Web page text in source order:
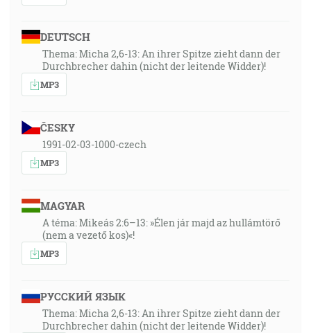
DEUTSCH
Thema: Micha 2,6-13: An ihrer Spitze zieht dann der
Durchbrecher dahin (nicht der leitende Widder)!
MP3
ČESKY
1991-02-03-1000-czech
MP3
MAGYAR
A téma: Mikeás 2:6–13: »Élen jár majd az hullámtörő
(nem a vezető kos)«!
MP3
РУССКИЙ ЯЗЫК
Thema: Micha 2,6-13: An ihrer Spitze zieht dann der
Durchbrecher dahin (nicht der leitende Widder)!